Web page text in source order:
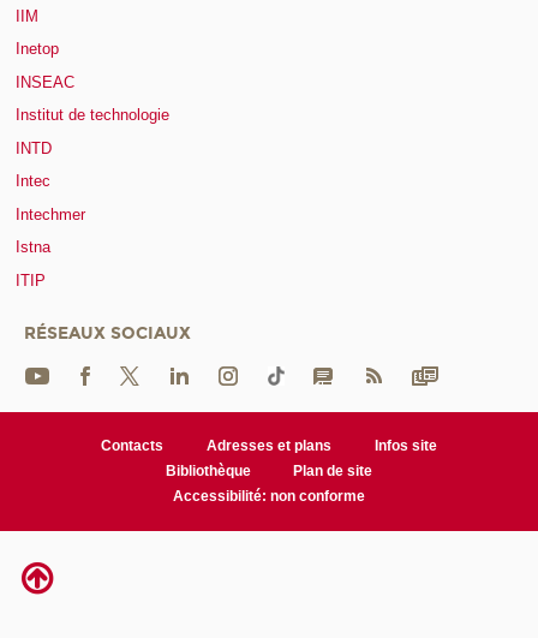
IIM
Inetop
INSEAC
Institut de technologie
INTD
Intec
Intechmer
Istna
ITIP
RÉSEAUX SOCIAUX
Contacts Adresses et plans
Infos site
Bibliothèque
Plan de site
Accessibilité: non conforme